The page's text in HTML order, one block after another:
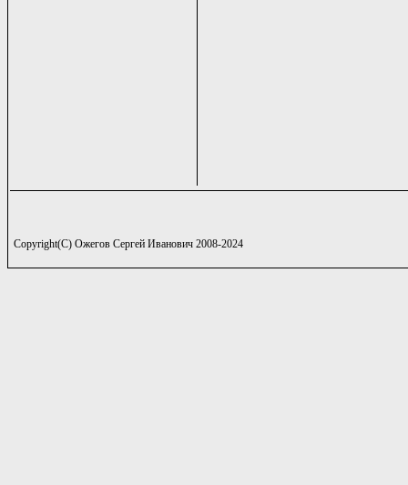
Copyright(C) Ожегов Сергей Иванович 2008-2024